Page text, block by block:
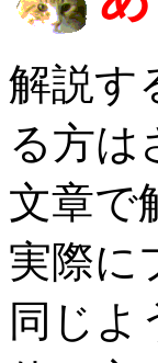
解説す
る方は
文章で
実際に
同じよ